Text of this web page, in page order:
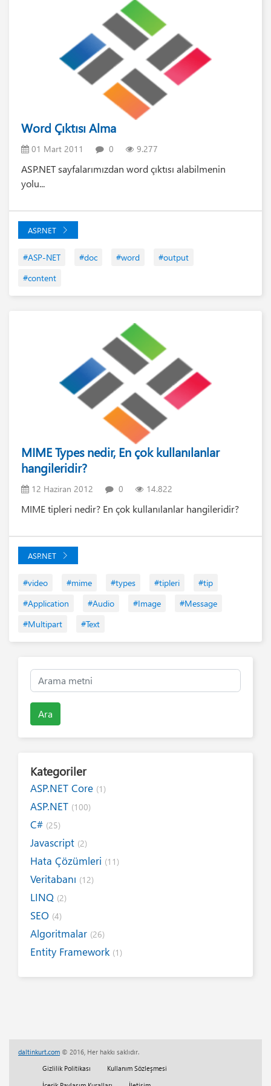
Word Çıktısı Alma
01 Mart 2011 0 9.277
ASP.NET sayfalarımızdan word çıktısı alabilmenin
yolu...
ASP.NET
#ASP-NET #doc #word
#output
#content
MIME Types nedir, En çok kullanılanlar
hangileridir?
12 Haziran 2012 0 14.822
MIME tipleri nedir? En çok kullanılanlar hangileridir?
ASP.NET
#video #mime #types #tipleri
#tip
#Application
#Audio #Image
#Message
#Multipart
#Text
Ara
Kategoriler
ASP.NET Core (1)
ASP.NET (100)
C# (25)
Javascript (2)
Hata Çözümleri (11)
Veritabanı (12)
LINQ (2)
SEO (4)
Algoritmalar (26)
Entity Framework (1)
Her Telden
Eğitim
daltinkurt.com © 2016, Her hakkı saklıdır.
Gizlilik Politikası
Kullanım Sözleşmesi